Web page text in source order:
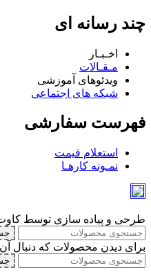
چند رسانه ای
اخـبـار
مـقـالات
ویدئوهای آموزشی
شبکه های اجتماعی
فهرست سفارشی
استعلام قیمت
نمـونه کارهـا
طرحی و پیاده سازی توسط
برای دیدن محصولات که دنبال